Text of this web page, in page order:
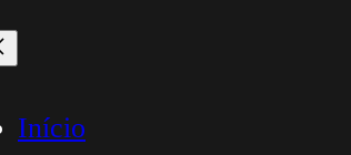
Início